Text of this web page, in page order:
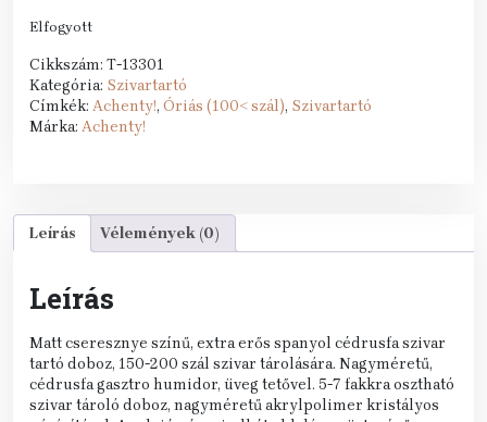
Elfogyott
Cikkszám: T-13301
Kategória: Szivartartó
Címkék: Achenty!, Óriás (100< szál), Szivartartó
Márka: Achenty!
Leírás Vélemények (0)
Leírás
Matt cseresznye színű, extra erős spanyol cédrusfa szivar
tartó doboz, 150-200 szál szivar tárolására. Nagyméretű,
cédrusfa gasztro humidor, üveg tetővel. 5-7 fakkra osztható
szivar tároló doboz, nagyméretű akrylpolimer kristályos